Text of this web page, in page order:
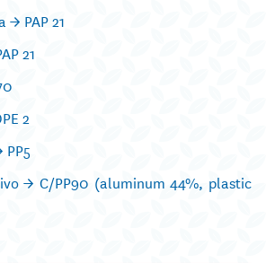
PAP 21
21
2
PP5
–> C/PP90 (aluminum 44%, plastic